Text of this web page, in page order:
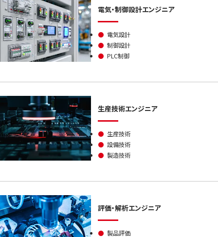
電気・制御設計エンジニア
● 電気設計
● 制御設計
● PLC制御
生産技術エンジニア
● 生産技術
● 設備技術
● 製造技術
評価・解析エンジニア
● 製品評価